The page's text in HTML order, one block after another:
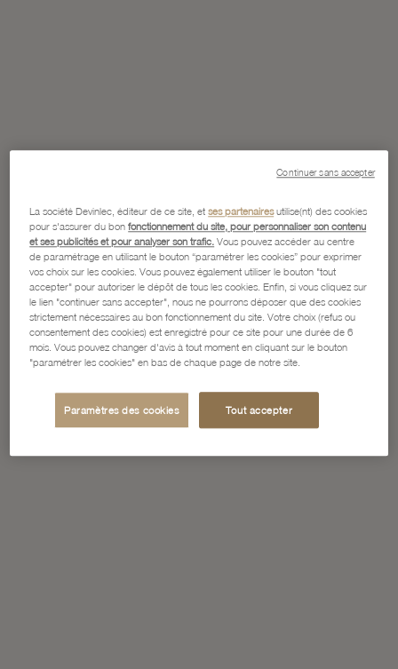
La société Devinlec, éditeur de ce site, etses partenairesutilise(nt) des cookies
pour s'assurer du bonfonctionnement du site, pour personnaliser son contenu
et ses publicités et pour analyser son trafic. Vous pouvez accéder au centre
de paramétrage en utilisant le bouton “paramétrer les cookies” pour exprimer
vos choix sur les cookies. Vous pouvez également utiliser le bouton "tout
accepter" pour autoriser le dépôt de tous les cookies. Enfin, si vous cliquez sur
le lien "continuer sans accepter", nous ne pourrons déposer que des cookies
strictement nécessaires au bon fonctionnement du site. Votre choix (refus ou
consentement des cookies) est enregistré pour ce site pour une durée de 6
mois. Vous pouvez changer d'avis à tout moment en cliquant sur le bouton
"paramétrer les cookies" en bas de chaque page de notre site.
Paramètres des cookies Tout accepter
Continuer sans accepter